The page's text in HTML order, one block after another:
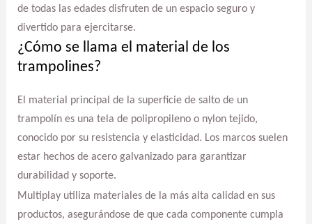
de todas las edades disfruten de un espacio seguro y
divertido para ejercitarse.
¿Cómo se llama el material de los
trampolines?
El material principal de la superficie de salto de un
trampolín es una tela de polipropileno o nylon tejido,
conocido por su resistencia y elasticidad. Los marcos suelen
estar hechos de acero galvanizado para garantizar
durabilidad y soporte.
Multiplay utiliza materiales de la más alta calidad en sus
productos, asegurándose de que cada componente cumpla